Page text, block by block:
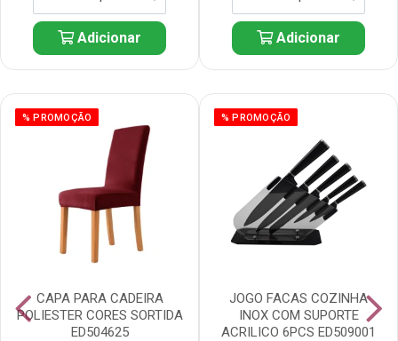
Adicionar Adicionar
% PROMOÇÃO
CAPA PARA CADEIRA
POLIESTER CORES SORTIDA
ED504625
% PROMOÇÃO
JOGO FACAS COZINHA
INOX COM SUPORTE
ACRILICO 6PCS ED509001